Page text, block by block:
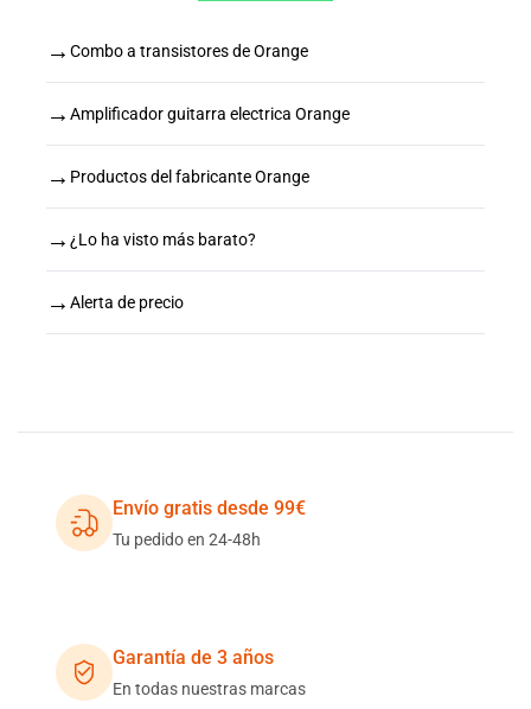
→ Combo a transistores de Orange
→ Amplificador guitarra electrica Orange
→ Productos del fabricante Orange
→ ¿Lo ha visto más barato?
→ Alerta de precio
Envío gratis desde 99€
Tu pedido en 24-48h
Garantía de 3 años
En todas nuestras marcas